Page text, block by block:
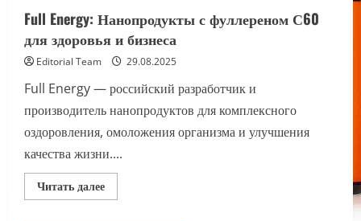
и
после
Full Energy: Нанопродукты с фуллереном С60
для здоровья и бизнеса
Editorial Team 29.08.2025
Full Energy — российский разработчик и
производитель нанопродуктов для комплексного
оздоровления, омоложения организма и улучшения
качества жизни....
Читать далееПрочитать
больше